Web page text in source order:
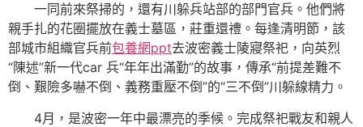
一同前來祭掃的，還有川躲兵站部的部門官兵。他們將
親手扎的花圈擺放在義士墓區，莊重還禮。每逢清明節，該
部城市組織官兵前包養網ppt去波密義士陵寢祭祀，向英烈
“陳述”新一代car 兵“年年出滿勤”的故事，傳承“前提差難不
倒、艱險多嚇不倒、義務重壓不倒”的“三不倒”川躲線精力。
4月，是波密一年中最漂亮的季候。完成祭祀戰友和親人